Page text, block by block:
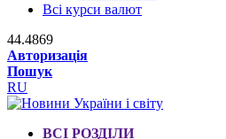
Всі курси валют
44.4869
Авторизація
Пошук
RU
ВСІ РОЗДІЛИ